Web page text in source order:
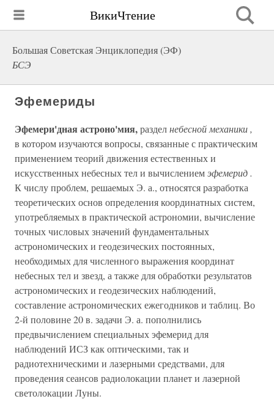
ВикиЧтение
Большая Советская Энциклопедия (ЭФ)
БСЭ
Эфемериды
Эфемери'дная астроно'мия,разделнебесной механики ,
в котором изучаются вопросы, связанные с практическим
применением теорий движения естественных и
искусственных небесных тел и вычислениемэфемерид .
К числу проблем, решаемых Э. а., относятся разработка
теоретических основ определения координатных систем,
употребляемых в практической астрономии, вычисление
точных числовых значений фундаментальных
астрономических и геодезических постоянных,
необходимых для численного выражения координат
небесных тел и звезд, а также для обработки результатов
астрономических и геодезических наблюдений,
составление астрономических ежегодников и таблиц. Во
2-й половине 20 в. задачи Э. а. пополнились
предвычислением специальных эфемерид для
наблюдений ИСЗ как оптическими, так и
радиотехническими и лазерными средствами, для
проведения сеансов радиолокации планет и лазерной
светолокации Луны.